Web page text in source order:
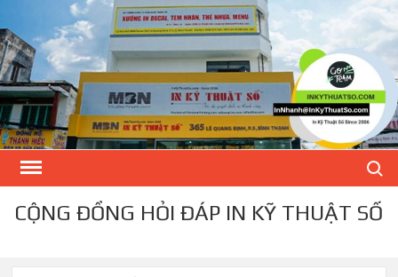
to
content
CỘNG ĐỒNG HỎI ĐÁP IN KỸ THUẬT SỐ